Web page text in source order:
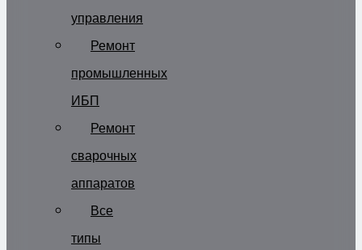
управления
Ремонт
промышленных
ИБП
Ремонт
сварочных
аппаратов
Все
типы